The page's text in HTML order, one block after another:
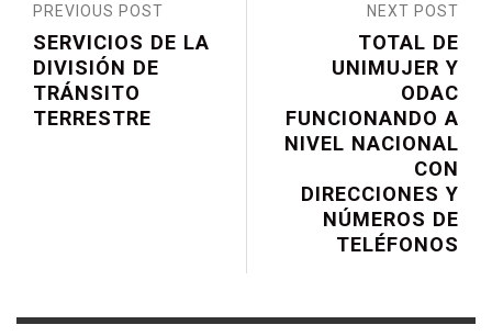
NEXT POST
TOTAL DE
UNIMUJER Y
ODAC
FUNCIONANDO A
NIVEL NACIONAL
CON
DIRECCIONES Y
NÚMEROS DE
TELÉFONOS
PREVIOUS POST
SERVICIOS DE LA
DIVISIÓN DE
TRÁNSITO
TERRESTRE